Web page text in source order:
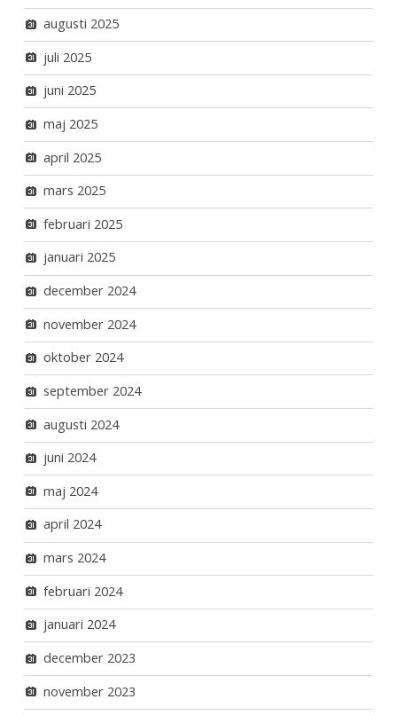
augusti 2025
juli 2025
juni 2025
maj 2025
april 2025
mars 2025
februari 2025
januari 2025
december 2024
november 2024
oktober 2024
september 2024
augusti 2024
juni 2024
maj 2024
april 2024
mars 2024
februari 2024
januari 2024
december 2023
november 2023